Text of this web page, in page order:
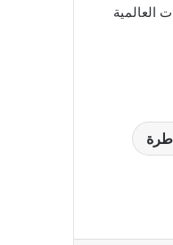
العالمية